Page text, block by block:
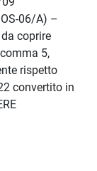
06/A) –
coprire
5,
rispetto
convertito in